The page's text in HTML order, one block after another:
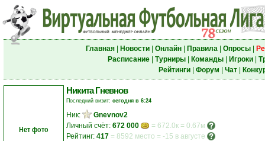
Главная| Новости| Онлайн| Правила| Опросы|
Расписание| Турниры| Команды| Игроки|
Рейтинги| Форум Чат|
Нет фото
Никита Гневнов
Последний визит: сегодня в 6:24
Ник:
Gnevnov2
Личный счёт: 672 000
= 672.0к = 0.67м
Рейтинг: 417 = 8592 место = -15 в августе